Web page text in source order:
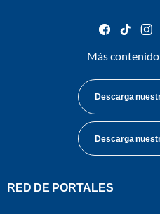
facebook
tiktok
Más
Descarga
Descarga
RED DE PORTALES